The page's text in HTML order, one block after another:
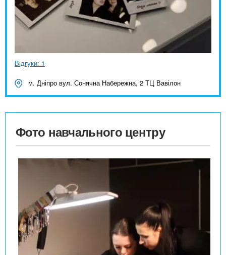
Відгуки: 1
м. Дніпро вул. Сонячна Набережна, 2 ТЦ Вавілон
Фото навчального центру